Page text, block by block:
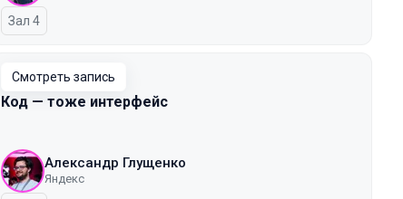
Зал 4
Смотреть запись
Код — тоже интерфейс
Александр Глущенко
Яндекс